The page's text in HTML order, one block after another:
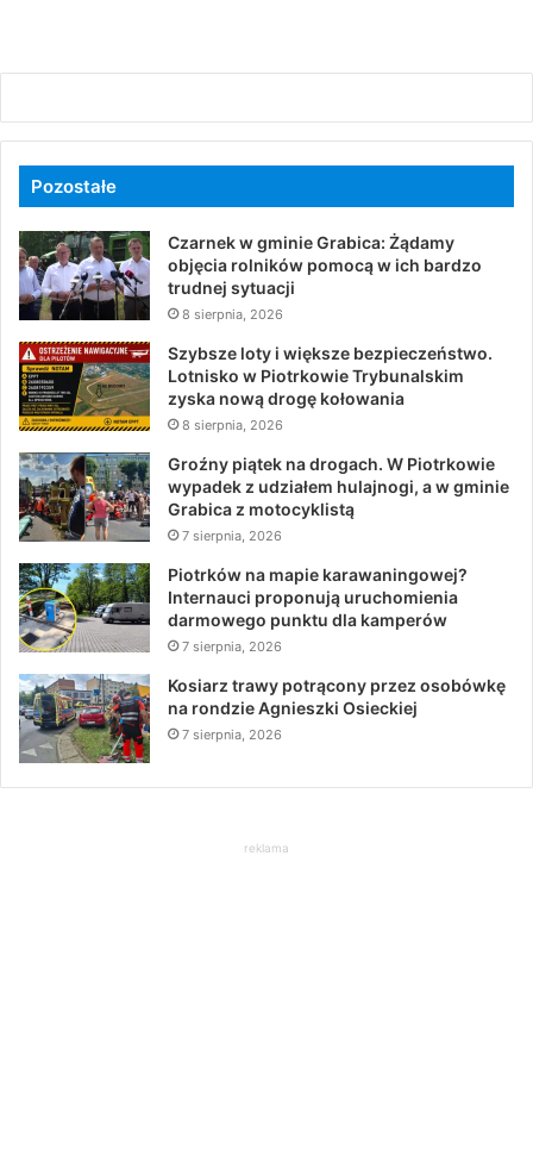
Pozostałe
Czarnek w gminie Grabica: Żądamy
objęcia rolników pomocą w ich bardzo
trudnej sytuacji
8 sierpnia, 2026
Szybsze loty i większe bezpieczeństwo.
Lotnisko w Piotrkowie Trybunalskim
zyska nową drogę kołowania
8 sierpnia, 2026
Groźny piątek na drogach. W Piotrkowie
wypadek z udziałem hulajnogi, a w gminie
Grabica z motocyklistą
7 sierpnia, 2026
Piotrków na mapie karawaningowej?
Internauci proponują uruchomienia
darmowego punktu dla kamperów
7 sierpnia, 2026
Kosiarz trawy potrącony przez osobówkę
na rondzie Agnieszki Osieckiej
7 sierpnia, 2026
reklama